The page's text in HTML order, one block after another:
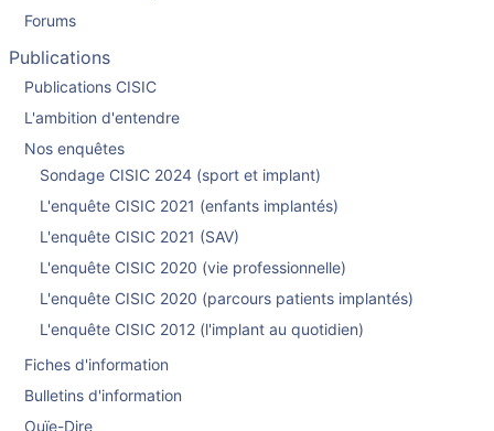
Forums
Publications
Publications CISIC
L'ambition d'entendre
Nos enquêtes
Sondage CISIC 2024 (sport et implant)
L'enquête CISIC 2021 (enfants implantés)
L'enquête CISIC 2021 (SAV)
L'enquête CISIC 2020 (vie professionnelle)
L'enquête CISIC 2020 (parcours patients implantés)
L'enquête CISIC 2012 (l'implant au quotidien)
Fiches d'information
Bulletins d'information
Ouïe-Dire